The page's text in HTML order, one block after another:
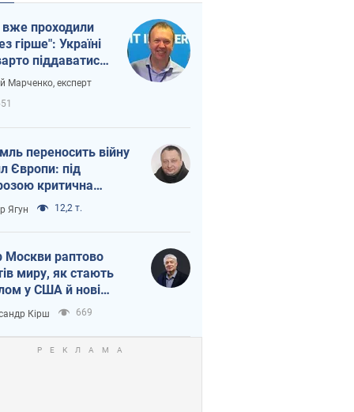
проходили
гірше": Україні
піддаватися
через
Марченко, експерт
переносить війну
Європи: під
критична
Ягун 12,2 т.
Москви раптово
миру, як стають
у США й нові
топ-рейтинги
Кірш 669